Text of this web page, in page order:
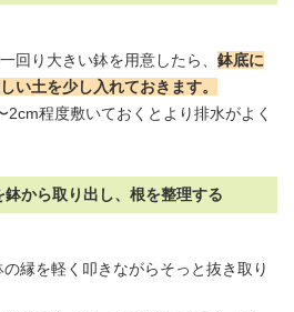
回り大きい鉢を用意したら、 鉢底に
い土を少し入れておきます。
程度敷いておくとより排水がよく
から取り出し、根を整理する
縁を軽く叩きながらそっと抜き取り